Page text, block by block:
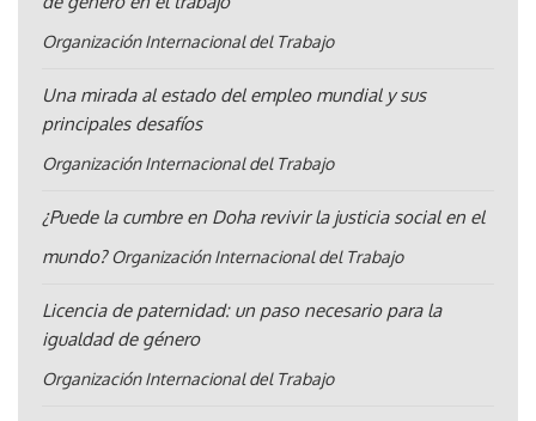
Organización Internacional del Trabajo
Una mirada al estado del empleo mundial y sus
principales desafíos
Organización Internacional del Trabajo
¿Puede la cumbre en Doha revivir la justicia social en el
mundo? Organización Internacional del Trabajo
Licencia de paternidad: un paso necesario para la
igualdad de género
Organización Internacional del Trabajo